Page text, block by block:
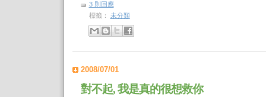
3 則回應
標籤： 未分類
2008/07/01
對不起, 我是真的很想救你